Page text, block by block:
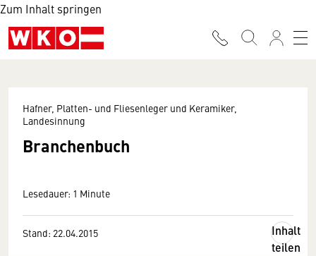
Zum Inhalt springen
Hafner, Platten- und Fliesenleger und Keramiker,
Landesinnung
Branchenbuch
Lesedauer: 1 Minute
Stand: 22.04.2015
Inhalt
teilen